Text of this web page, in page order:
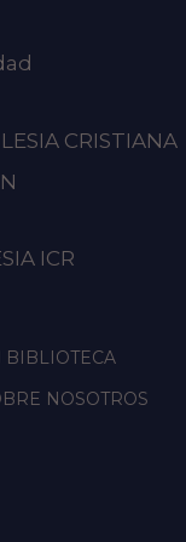
CRISTIANA
ICR
BIBLIOTECA
NOSOTROS